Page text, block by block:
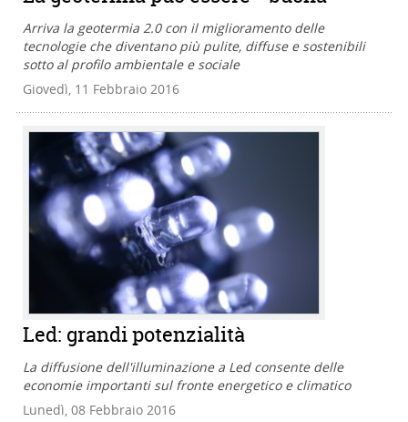
Arriva la geotermia 2.0 con il miglioramento delle
tecnologie che diventano più pulite, diffuse e sostenibili
sotto al profilo ambientale e sociale
Giovedì, 11 Febbraio 2016
Led: grandi potenzialità
La diffusione dell'illuminazione a Led consente delle
economie importanti sul fronte energetico e climatico
Lunedì, 08 Febbraio 2016